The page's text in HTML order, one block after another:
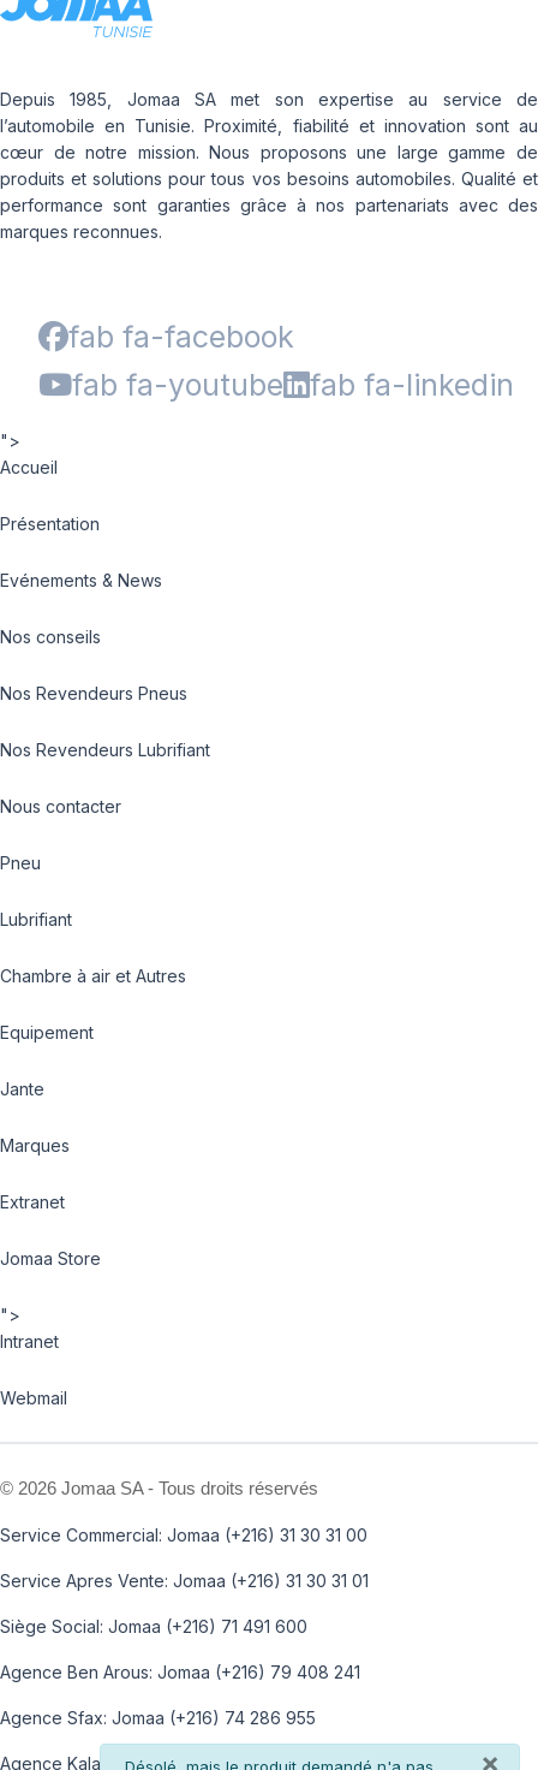
×
info
Depuis 1985, Jomaa SA met son expertise au service de
l’automobile en Tunisie. Proximité, fiabilité et innovation sont au
cœur de notre mission. Nous proposons une large gamme de
produits et solutions pour tous vos besoins automobiles. Qualité et
performance sont garanties grâce à nos partenariats avec des
marques reconnues.
fab fa-facebook
fab fa-youtube
fab fa-linkedin
">
Accueil
Présentation
Evénements & News
Nos conseils
Nos Revendeurs Pneus
Nos Revendeurs Lubrifiant
Nous contacter
Pneu
Lubrifiant
Chambre à air et Autres
Equipement
Jante
Marques
Extranet
Jomaa Store
">
Intranet
Webmail
© 2026 Jomaa SA - Tous droits réservés
Service Commercial: Jomaa (+216) 31 30 31 00
Service Apres Vente: Jomaa (+216) 31 30 31 01
Siège Social: Jomaa (+216) 71 491 600
Agence Ben Arous: Jomaa (+216) 79 408 241
Agence Sfax: Jomaa (+216) 74 286 955
Agence Kalaa: Jomaa (+216) 73 812 100